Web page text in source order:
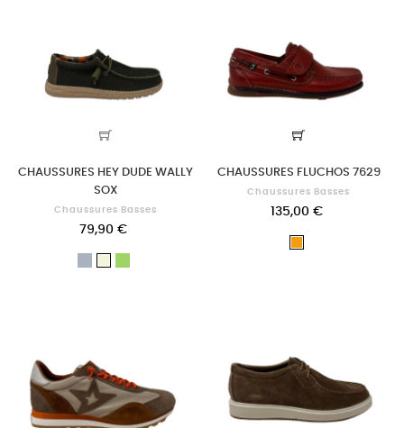
CHAUSSURES HEY DUDE WALLY
SOX
Chaussures Basses
79,90 €
CHAUSSURES FLUCHOS 7629
Chaussures Basses
135,00 €